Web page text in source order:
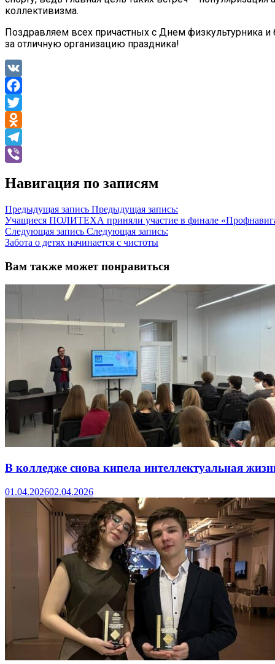
коллективизма.
Поздравляем всех причастных с Днем физкультурника
за отличную организацию праздника!
VK
Facebook
Twitter
Odnoklassniki
Telegram
Навигация по записям
Предыдущая запись Предыдущая запись:
Учащиеся ПОЛИТЕХА приняли участие в финале
Следующая запись Следующая запись:
Забота о детях начинается с чистоты
Вам также может понравиться
В колледже снова кипела интеллектуальная
01.04.202602.04.2026